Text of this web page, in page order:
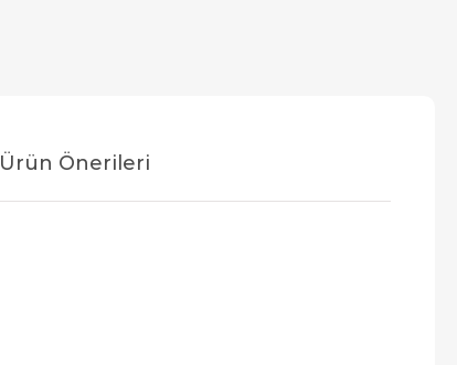
Ürün Önerileri